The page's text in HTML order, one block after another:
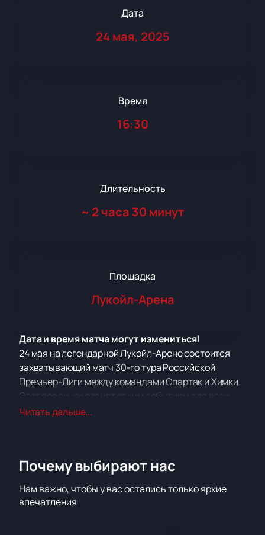
Дата
24 мая, 2025
Время
16:30
Длительность
~ 2 часа 30 минут
Площадка
Лукойл-Арена
Дата и время матча могут измениться!
24 мая на легендарной Лукойл-Арене состоится
захватывающий матч 30-го тура Российской
Премьер-Лиги между командами Спартак и Химки.
Этот поединок станет ярким событием для всех
любителей футбола. Российская Премьер-Лига —
Лукойл-Арена, известная своим современным
для проведения этого матча. Стадион оборудован
по последнему слову техники, обеспечивая
Читать дальше...
Почему выбирают нас
Нам важно, чтобы у вас остались только яркие
впечатления